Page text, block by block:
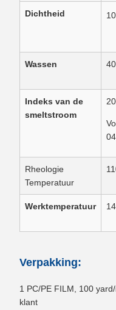
Dichtheid
Wassen
Indeks van de
smeltstroom
04
Rheologie
Temperatuur
Werktemperatuur
Verpakking:
1 PC/PE FILM, 100
klant